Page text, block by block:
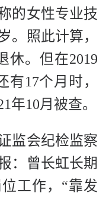
的女性专业技
。照此计算，
休。但在2019
17个月时，
年10月被查。
监会纪检监察
：曾长虹长期
工作，“靠发